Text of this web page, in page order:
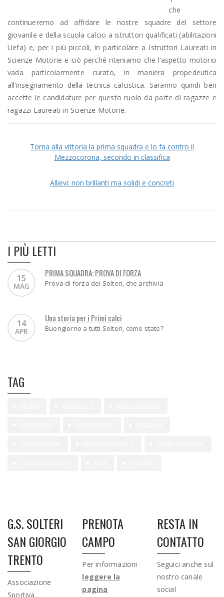
che
continueremo ad affidare le nostre squadre del settore
giovanile e della scuola calcio a istruttori qualificati (abilitazioni
Uefa) e, per i più piccoli, in particolare a Istruttori Laureati in
Scienze Motorie e ciò perché riteniamo che l’aspetto motorio
vada particolarmente curato, in maniera propedeutica
all’insegnamento della tecnica calcistica. Saranno quindi ben
accette le candidature per questo ruolo da parte di ragazze e
ragazzi Laureati in Scienze Motorie.
Torna alla vittoria la prima squadra e lo fa contro il
Mezzocorona, secondo in classifica
Allievi: non brillanti ma solidi e concreti
I PIÙ LETTI
15
MAG
PRIMA SQUADRA: PROVA DI FORZA
Prova di forza dei Solteri, che archivia
14
APR
Una storia per i Primi calci
Buongiorno a tutti Solteri, come state?
TAG
G.S. SOLTERI
SAN GIORGIO
TRENTO
Associazione
Sportiva
PRENOTA
CAMPO
Per informazioni
leggere la
pagina
RESTA IN
CONTATTO
Seguici anche sul
nostro canale
social